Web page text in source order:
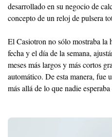
desarrollado en su negocio de
concepto de un reloj de pulsera
El Casiotron no sólo mostraba la
fecha y el día de la semana,
meses más largos y más cortos
automático. De esta manera, fue
más allá de lo que nadie